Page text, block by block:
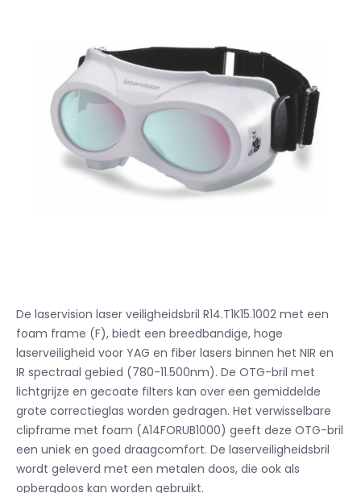
De laservision laser veiligheidsbril R14.T1K15.1002 met een
foam frame (F), biedt een breedbandige, hoge
laserveiligheid voor YAG en fiber lasers binnen het NIR en
IR spectraal gebied (780-11.500nm). De OTG-bril met
lichtgrijze en gecoate filters kan over een gemiddelde
grote correctieglas worden gedragen. Het verwisselbare
clipframe met foam (A14FORUB1000) geeft deze OTG-bril
een uniek en goed draagcomfort. De laserveiligheidsbril
wordt geleverd met een metalen doos, die ook als
opbergdoos kan worden gebruikt.